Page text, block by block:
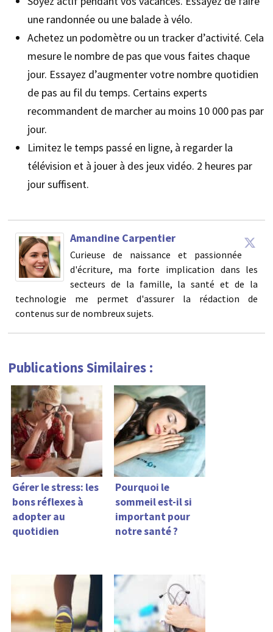
une randonnée ou une balade à vélo.
Achetez un podomètre ou un tracker d’activité. Cela
mesure le nombre de pas que vous faites chaque
jour. Essayez d’augmenter votre nombre quotidien
de pas au fil du temps. Certains experts
recommandent de marcher au moins 10 000 pas par
jour.
Limitez le temps passé en ligne, à regarder la
télévision et à jouer à des jeux vidéo. 2 heures par
jour suffisent.
Amandine Carpentier
Curieuse de naissance et passionnée
d'écriture, ma forte implication dans les
secteurs de la famille, la santé et de la
technologie me permet d'assurer la rédaction de
contenus sur de nombreux sujets.
Publications Similaires :
Gérer le stress: les
bons réflexes à
adopter au
quotidien
Pourquoi le
sommeil est-il si
important pour
notre santé ?